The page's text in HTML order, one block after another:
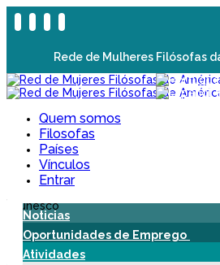
Rede de Mulheres Filósofas
Quem somos
Filosofas
Países
Vínculos
Entrar
Noticias
Oportunidades de Emprego
Atividades